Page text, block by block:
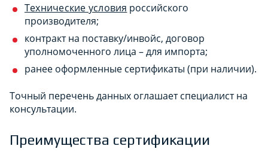
Технические условия российского
производителя;
контракт на поставку/инвойс, договор
уполномоченного лица – для импорта;
ранее оформленные сертификаты (при наличии).
Точный перечень данных оглашает специалист на
консультации.
Преимущества сертификации